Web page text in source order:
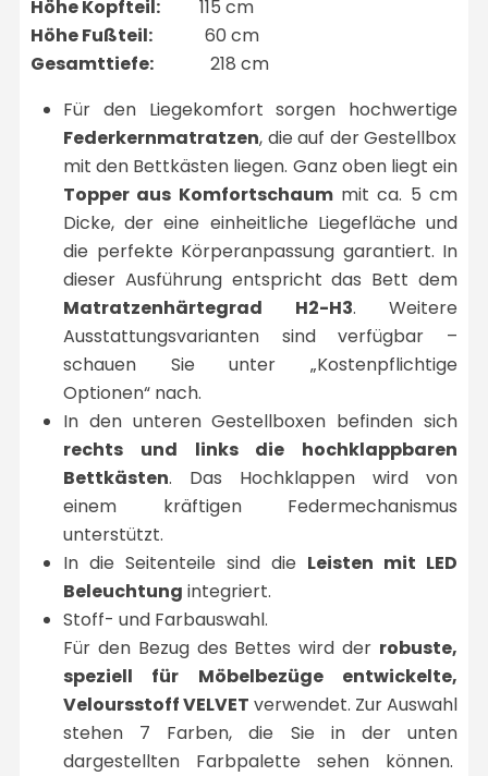
Höhe Kopfteil: 115 cm
Höhe Fußteil: 60 cm
Gesamttiefe: 218 cm
Für den Liegekomfort sorgen hochwertige
Federkernmatratzen, die auf der Gestellbox
mit den Bettkästen liegen. Ganz oben liegt ein
Topper aus Komfortschaummit ca. 5 cm
Dicke, der eine einheitliche Liegefläche und
die perfekte Körperanpassung garantiert. In
dieser Ausführung entspricht das Bett dem
Matratzenhärtegrad H2-H3. Weitere
Ausstattungsvarianten sind verfügbar –
schauen Sie unter „Kostenpflichtige
Optionen“ nach.
In den unteren Gestellboxen befinden sich
rechts und links die hochklappbaren
Bettkästen. Das Hochklappen wird von
einem kräftigen Federmechanismus
unterstützt.
In die Seitenteile sind die Leisten mit LED
Beleuchtung integriert.
Stoff- und Farbauswahl.
Für den Bezug des Bettes wird der robuste,
speziell für Möbelbezüge entwickelte,
Veloursstoff VELVET verwendet. Zur Auswahl
stehen 7 Farben, die Sie in der unten
dargestellten Farbpalette sehen können.